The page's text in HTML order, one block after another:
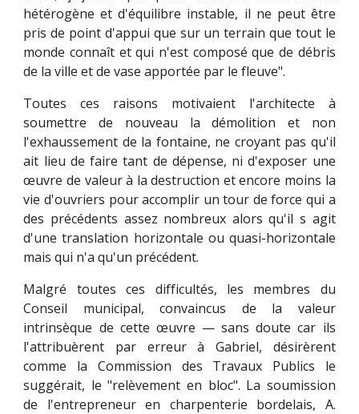
hétérogène et d'équilibre instable, il ne peut être
pris de point d'appui que sur un terrain que tout le
monde connaît et qui n'est composé que de débris
de la ville et de vase apportée par le fleuve".
Toutes ces raisons motivaient l'architecte à
soumettre de nouveau la démolition et non
l'exhaussement de la fontaine, ne croyant pas qu'il
ait lieu de faire tant de dépense, ni d'exposer une
œuvre de valeur à la destruction et encore moins la
vie d'ouvriers pour accomplir un tour de force qui a
des précédents assez nombreux alors qu'il s agit
d'une translation horizontale ou quasi-horizontale
mais qui n'a qu'un précédent.
Malgré toutes ces difficultés, les membres du
Conseil municipal, convaincus de la valeur
intrinsèque de cette œuvre — sans doute car ils
l'attribuèrent par erreur à Gabriel, désirèrent
comme la Commission des Travaux Publics le
suggérait, le "relèvement en bloc". La soumission
de l'entrepreneur en charpenterie bordelais, A.